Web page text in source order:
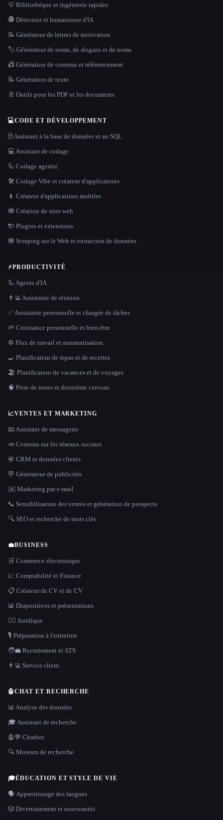
💡 Bibliothèque et ingénierie rapides
🕵️ Détecteur et humaniseur d'IA
📝 Générateur de lettres de motivation
🏷️ Générateur de noms, de slogans et de noms
📠 Génération de contenu et référencement
📝 Génération de texte
📄 Outils pour les PDF et les documents
💻CODE ET DÉVELOPPEMENT
🗄️ Assistant à la base de données et au SQL
💻 Assistant de codage
🦾 Codage agentic
🛠️ Codage Vibe et créateur d'applications
📱 Créateur d'applications mobiles
🕸 Création de sites web
🔌 Plugins et extensions
🕸️ Scraping sur le Web et extraction de données
⚡PRODUCTIVITÉ
🦾 Agents d'IA
👨‍💻 Assistante de réunion
✅ Assistante personnelle et chargée de tâches
🌱 Croissance personnelle et bien-être
⚙️ Flux de travail et automatisation
🍳 Planificateur de repas et de recettes
🏖 Planificateur de vacances et de voyages
🧠 Prise de notes et deuxième cerveau
📈VENTES ET MARKETING
📧 Assistant de messagerie
📣 Contenu sur les réseaux sociaux
📇 CRM et données clients
🪧 Générateur de publicités
✉️ Marketing par e-mail
📞 Sensibilisation des ventes et génération de prospects
🔍 SEO et recherche de mots clés
💼BUSINESS
🛒 Commerce électronique
📈 Comptabilité et Finance
📋 Créateur de CV et de CV
📊 Diapositives et présentations
👩‍⚖️ Juridique
🎙️ Préparation à l'entretien
🧑‍💼 Recrutement et ATS
👨‍💻 Service client
🤖CHAT ET RECHERCHE
📊 Analyse des données
🎓 Assistant de recherche
🤖💬 Chatbot
🔍 Moteurs de recherche
🎓ÉDUCATION ET STYLE DE VIE
🗣️ Apprentissage des langues
🎲 Divertissement et nouveautés